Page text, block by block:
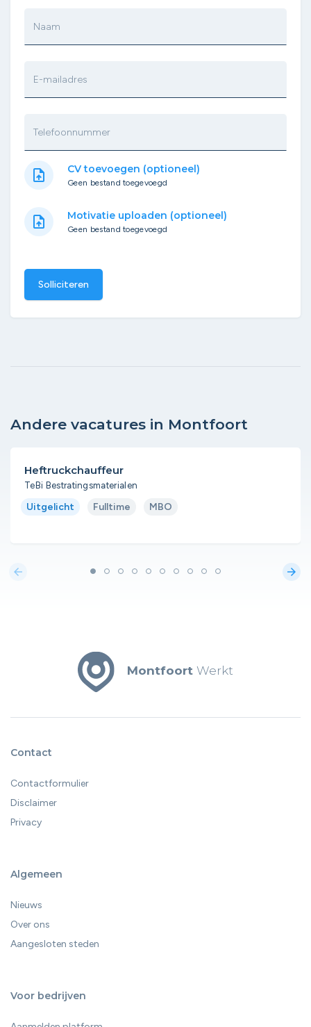
Naam
E-mailadres
Telefoonnummer
upload_file CV toevoegen (optioneel)
Geen bestand toegevoegd
upload_file Motivatie uploaden (optioneel)
Geen bestand toegevoegd
Solliciteren
Andere vacatures in Montfoort
Heftruckchauffeur
TeBi Bestratingsmaterialen
Uitgelicht Fulltime MBO
arrow_back arrow_forward
Montfoort Werkt
Contact
Contactformulier
Disclaimer
Privacy
Algemeen
Nieuws
Over ons
Aangesloten steden
Voor bedrijven